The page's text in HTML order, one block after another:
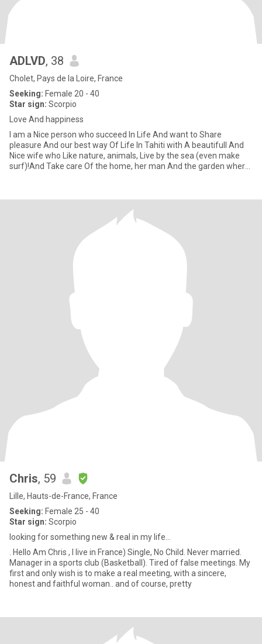
ADLVD, 38
Cholet, Pays de la Loire, France
Seeking: Female 20 - 40
Star sign: Scorpio
Love And happiness
I am a Nice person who succeed In Life And want to Share
pleasure And our best way Of Life In Tahiti with A beautifull And
Nice wife who Like nature, animals, Live by the sea (even make
surf)!And Take care Of the home, her man And the garden where
Chris, 59
Lille, Hauts-de-France, France
Seeking: Female 25 - 40
Star sign: Scorpio
looking for something new & real in my life...
. Hello Am Chris , I live in France) Single, No Child. Never married.
Manager in a sports club (Basketball). Tired of false meetings. My
first and only wish is to make a real meeting, with a sincere,
honest and faithful woman.. and of course, pretty